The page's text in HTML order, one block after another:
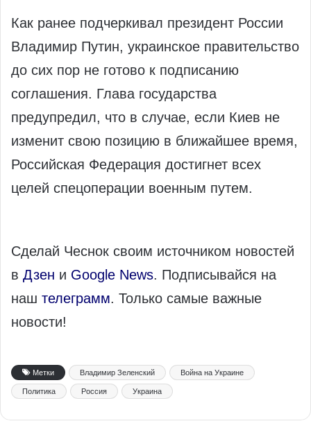
Как ранее подчеркивал президент России
Владимир Путин, украинское правительство
до сих пор не готово к подписанию
соглашения. Глава государства
предупредил, что в случае, если Киев не
изменит свою позицию в ближайшее время,
Российская Федерация достигнет всех
целей спецоперации военным путем.
Сделай Чеснок своим источником новостей
в Дзен и Google News. Подписывайся на
наш телеграмм. Только самые важные
новости!
Метки Владимир Зеленский Война на Украине
Политика Россия Украина